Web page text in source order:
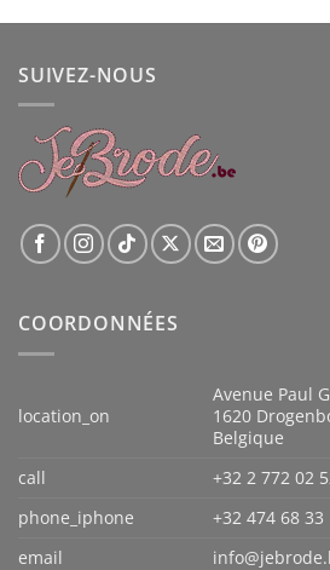
initial
actuel
SUIVEZ-NOUS
COORDONNÉES
location_on
Avenue Paul
1620
Belgique
call
+32 2 772 02
phone_iphone
+32 474 68 33
email